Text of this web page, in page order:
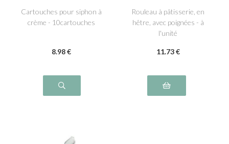
Cartouches pour siphon à
crème - 10cartouches
8.98 €
Rouleau à pâtisserie, en
hêtre, avec poignées - à
l'unité
11.73 €